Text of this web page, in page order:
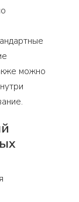
можно